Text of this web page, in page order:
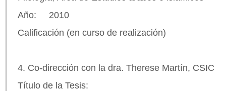
Año: 2010
Calificación (en curso de realización)
4. Co-dirección con la dra. Therese Martín, CSIC
Título de la Tesis: